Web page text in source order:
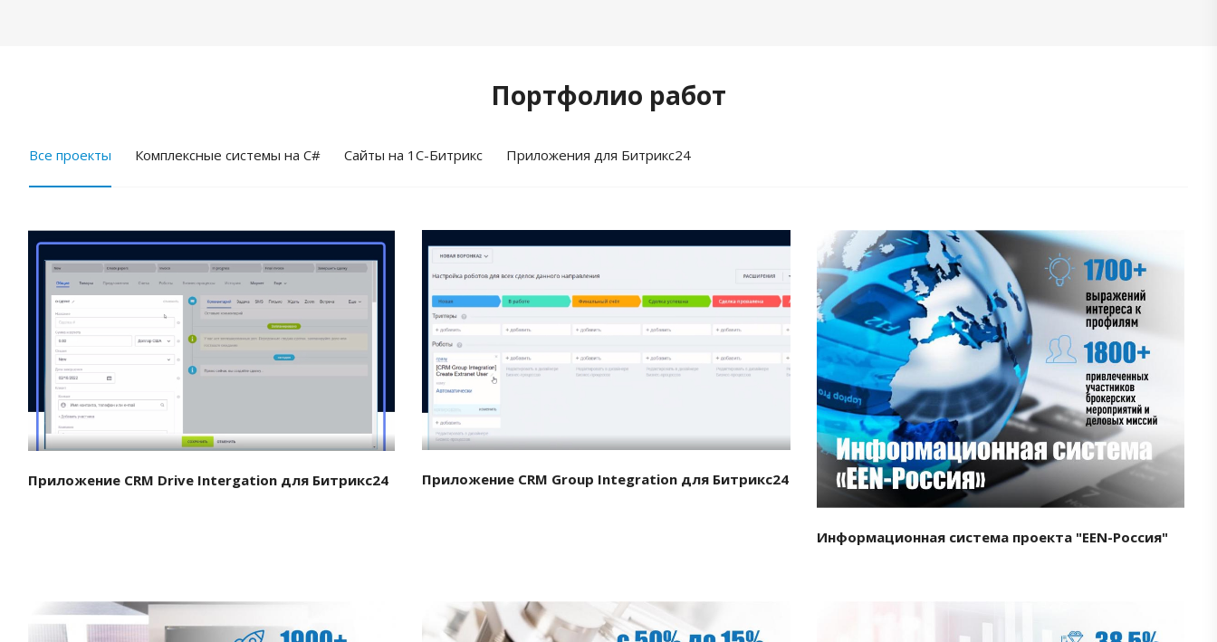
Портфолио работ
Все проекты Комплексные системы на C# Cайты на 1С-Битрикс Приложения для Битрикс24
Смотреть проект
Приложение CRM Drive Intergation для Битрикс24 Приложение CRM Group Integration для Битрикс24
Смотреть проект
Информационная система проекта "EEN-Россия"